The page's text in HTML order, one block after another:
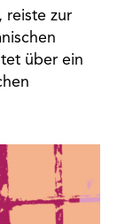
reiste zur
über ein